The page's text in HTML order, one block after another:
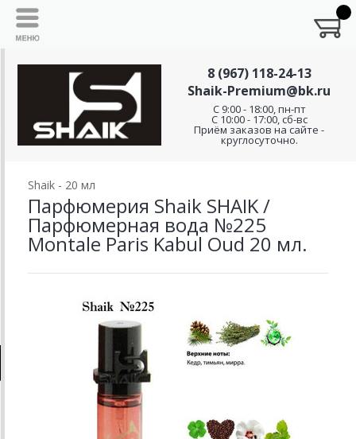
8 (967) 118-24-13
Shaik-Premium@bk.ru
C 9:00 - 18:00, пн-пт
С 10:00 - 17:00, сб-вс
Приём заказов на сайте -
круглосуточно.
Shaik - 20 мл
Парфюмерия Shaik SHAIK /
Парфюмерная вода №225
Montale Paris Kabul Oud 20 мл.